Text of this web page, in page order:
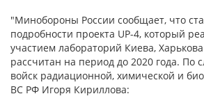
"Минобороны России сообщает, что
подробности проекта UP-4, который
участием лабораторий Киева,
рассчитан на период до 2020 года. По
войск радиационной, химической и
ВС РФ Игоря Кириллова: